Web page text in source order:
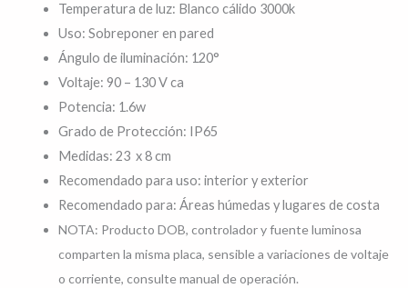
Temperatura de luz: Blanco cálido 3000k
Uso: Sobreponer en pared
Ángulo de iluminación: 120°
Voltaje: 90 – 130 V ca
Potencia: 1.6w
Grado de Protección: IP65
Medidas: 23 x 8 cm
Recomendado para uso: interior y exterior
Recomendado para: Áreas húmedas y lugares de costa
NOTA: Producto DOB, controlador y fuente luminosa
comparten la misma placa, sensible a variaciones de voltaje
o corriente, consulte manual de operación.